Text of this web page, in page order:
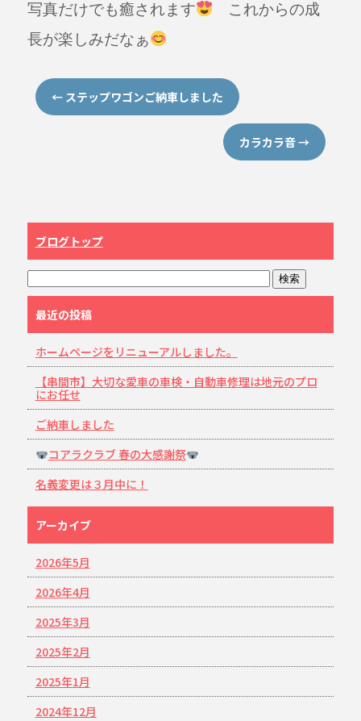
写真だけでも癒されます
これからの成
長が楽しみだなぁ
←ステップワゴンご納車しました
カラカラ音→
ブログトップ
最近の投稿
ホームページをリニューアルしました。
【串間市】大切な愛車の車検・自動車修理は地元のプロ
にお任せ
ご納車しました
コアラクラブ 春の大感謝祭
名義変更は３月中に！
アーカイブ
2026年5月
2026年4月
2025年3月
2025年2月
2025年1月
2024年12月